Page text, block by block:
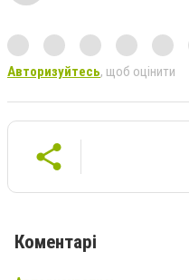
Авторизуйтесь, щоб оцінити
Коментарі